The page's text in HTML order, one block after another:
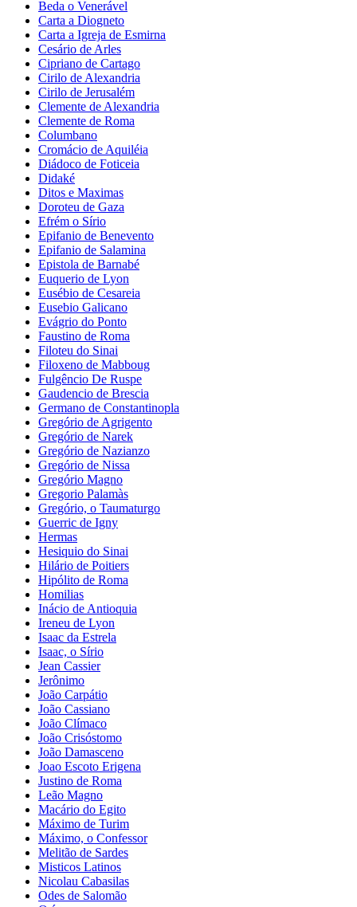
Beda o Venerável
Carta a Diogneto
Carta a Igreja de Esmirna
Cesário de Arles
Cipriano de Cartago
Cirilo de Alexandria
Cirilo de Jerusalém
Clemente de Alexandria
Clemente de Roma
Columbano
Cromácio de Aquiléia
Diádoco de Foticeia
Didaké
Ditos e Maximas
Doroteu de Gaza
Efrém o Sírio
Epifanio de Benevento
Epifanio de Salamina
Epistola de Barnabé
Euquerio de Lyon
Eusébio de Cesareia
Eusebio Galicano
Evágrio do Ponto
Faustino de Roma
Filoteu do Sinai
Filoxeno de Mabboug
Fulgêncio De Ruspe
Gaudencio de Brescia
Germano de Constantinopla
Gregório de Agrigento
Gregório de Narek
Gregório de Nazianzo
Gregório de Nissa
Gregório Magno
Gregorio Palamàs
Gregório, o Taumaturgo
Guerric de Igny
Hermas
Hesiquio do Sinai
Hilário de Poitiers
Hipólito de Roma
Homilias
Inácio de Antioquia
Ireneu de Lyon
Isaac da Estrela
Isaac, o Sírio
Jean Cassier
Jerônimo
João Carpátio
João Cassiano
João Clímaco
João Crisóstomo
João Damasceno
Joao Escoto Erigena
Justino de Roma
Leão Magno
Macário do Egito
Máximo de Turim
Máximo, o Confessor
Melitão de Sardes
Misticos Latinos
Nicolau Cabasilas
Odes de Salomão